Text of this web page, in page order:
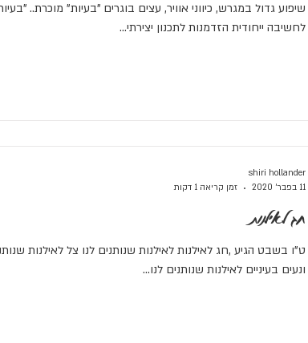
שיפוע גדול במגרש, כיווני אוויר, עצים בוגרים "בעיות" מוכרת..
לחשיבה ייחודית הזדמנות לתכנון יצירתי...
חג לאילנות
ט"ו בשבט הגיע ,חג לאילנות לאילנות שנותנים לנו צל לאילנות
ונעים בעיניים לאילנות שנותנים לנו...
shiri hollander
11 בפבר׳ 2020
זמן קריאה 1 דקות